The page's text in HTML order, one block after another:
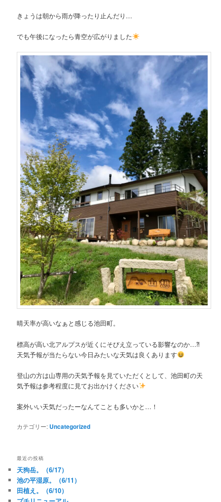
きょうは朝から雨が降ったり止んだり…
でも午後になったら青空が広がりました
晴天率が高いなぁと感じる池田町。
標高が高い北アルプスが近くにそびえ立っている影響なのか…⁈
天気予報が当たらない今日みたいな天気は良くあります
登山の方は山専用の天気予報を見ていただくとして、池田町の天
気予報は参考程度に見てお出かけください
案外いい天気だったーなんてことも多いかと…！
カテゴリー: Uncategorized
最近の投稿
天狗岳。（6/17）
池の平湿原。（6/11）
田植え。（6/10）